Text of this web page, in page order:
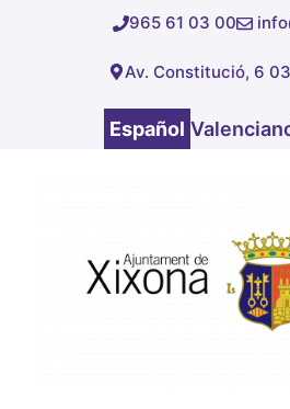
965 61 03 00
Av. Constitució, 6
Español